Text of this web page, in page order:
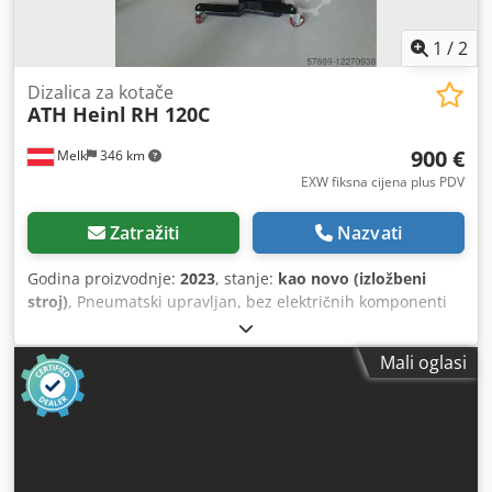
1 /2
Melk 346 km
Dizalica za kotače
ATH Heinl RH 120C
900 €
EXW fiksna cijena plus PDV
Zatražiti Nazvati
Godina proizvodnje: 2023, stanje: kao novo (izložbeni
stroj), Pneumatski upravljan, bez električnih komponenti
Držač alata za odlaganje udarnih ključeva i nasadnih
ključeva Kuka za hvatanje za osiguranje kotača od pada
Okretni kotačići koji se mogu zaključati za zaključavanje
držača kotača Nosivost 65kg Dodpfen Atm Iex Amveck
Visina dizanja 1,2 m Minimalna visina prostorije 2,8 m
Mali oglasi